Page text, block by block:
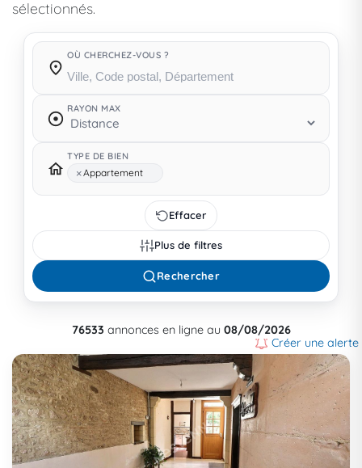
sélectionnés.
OÙ CHERCHEZ-VOUS ?
RAYON MAX
TYPE DE BIEN
×Appartement
Effacer
Plus de filtres
Rechercher
76533 annonces en ligne au 08/08/2026
Créer une alerte